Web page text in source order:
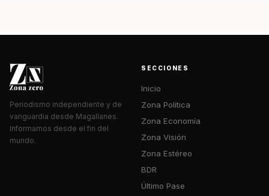
Periodismo independiente y de
vanguardia desde Magallanes.
Informamos desde el fin del
mundo.
SECCIONES
Inicio
Zona Política
Zona Economía
Zona Visión
Zona Estéreo
BDR
Último Pase